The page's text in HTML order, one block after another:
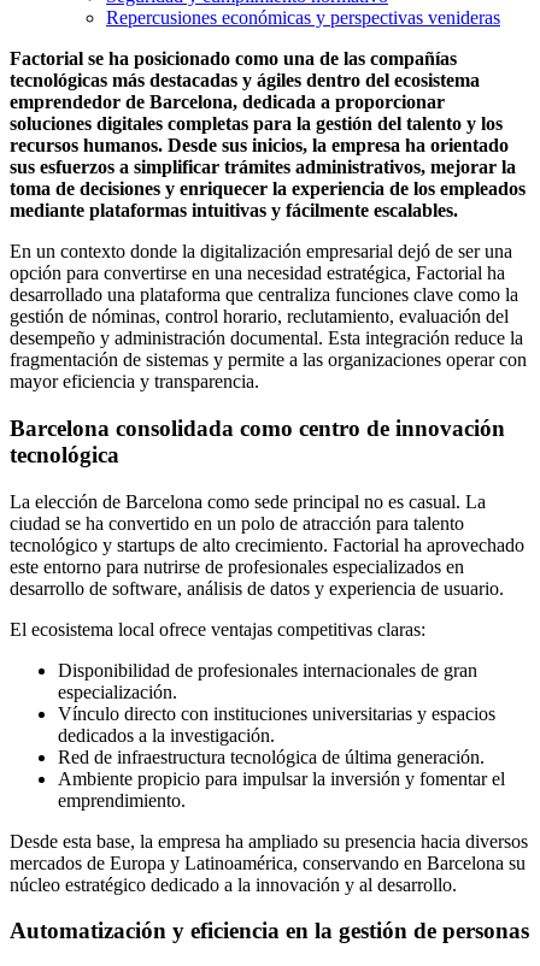
Repercusiones económicas y perspectivas venideras
Factorial se ha posicionado como una de las compañías
tecnológicas más destacadas y ágiles dentro del ecosistema
emprendedor de Barcelona, dedicada a proporcionar
soluciones digitales completas para la gestión del talento y los
recursos humanos. Desde sus inicios, la empresa ha orientado
sus esfuerzos a simplificar trámites administrativos, mejorar la
toma de decisiones y enriquecer la experiencia de los empleados
mediante plataformas intuitivas y fácilmente escalables.
En un contexto donde la digitalización empresarial dejó de ser una
opción para convertirse en una necesidad estratégica, Factorial ha
desarrollado una plataforma que centraliza funciones clave como la
gestión de nóminas, control horario, reclutamiento, evaluación del
desempeño y administración documental. Esta integración reduce la
fragmentación de sistemas y permite a las organizaciones operar con
mayor eficiencia y transparencia.
Barcelona consolidada como centro de innovación
tecnológica
La elección de Barcelona como sede principal no es casual. La
ciudad se ha convertido en un polo de atracción para talento
tecnológico y startups de alto crecimiento. Factorial ha aprovechado
este entorno para nutrirse de profesionales especializados en
desarrollo de software, análisis de datos y experiencia de usuario.
El ecosistema local ofrece ventajas competitivas claras:
Disponibilidad de profesionales internacionales de gran
especialización.
Vínculo directo con instituciones universitarias y espacios
dedicados a la investigación.
Red de infraestructura tecnológica de última generación.
Ambiente propicio para impulsar la inversión y fomentar el
emprendimiento.
Desde esta base, la empresa ha ampliado su presencia hacia diversos
mercados de Europa y Latinoamérica, conservando en Barcelona su
núcleo estratégico dedicado a la innovación y al desarrollo.
Automatización y eficiencia en la gestión de personas